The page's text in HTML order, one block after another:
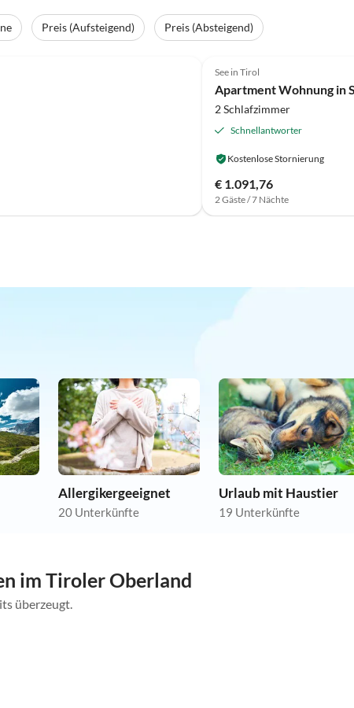
Preis (Aufsteigend)
Preis (Absteigend)
See in Tirol
Apartment Wohnung in
2 Schlafzimmer
Schnellantworter
Kostenlose Stornierung
€ 1.091,76
2 Gäste / 7 Nächte
Allergikergeeignet
20 Unterkünfte
Urlaub mit Haustier
19 Unterkünfte
im Tiroler Oberland
überzeugt.